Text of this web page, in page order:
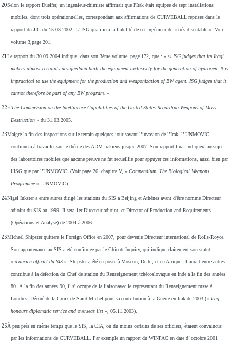
20Selon le rapport Duelfer, un ingénieur-chimiste affirmait que l'Irak était équipée de sept installations
mobiles, dont trois opérationnelles, correspondant aux affirmations de CURVEBALL reprises dans le
rapport du JIC du 15.03.2002. L' ISG qualifiera la fiabilité de cet ingénieur de « très discutable ». Voir
volume 3,page 201.
21 Le rapport du 30.09.2004 indique, dans son 3ème volume, page 172, que : « « ISG judges that its Iraqi
makers almost certainly designedand built the equipment exclusively for the generation of hydrogen. It is
impractical to use the equipment for the production and weaponization of BW agent. ISG judges that it
cannot therefore be part of any BW program. »
22« The Commission on the Intelligence Capabilities of the United States Regarding Weapons of Mass
Destruction » du 31.03.2005.
23Malgré la fin des inspections sur le terrain quelques jour savant l’invasion de l’Irak, l’ UNMOVIC
continuera à travailler sur le thème des ADM irakiens jusque 2007. Son rapport final indiquera au sujet
des laboratoires mobiles que aucune preuve ne fut recueillie pour appuyer ces informations, aussi bien par
l’ISG que par l’UNMOVIC. (Voir page 26, chapitre V, « Compendium. The Biological Weapons
Programme», UNMOVIC).
24Nigel Inkster a entre autres dirigé les stations du SIS à Beijing et Athènes avant d'être nommé Directeur
adjoint du SIS au 1999. Il sera 1er Directeur adjoint, et Director of Production and Requirements
(Opérations et Analyse) de 2004 à 2006.
25Michaël Shipster quittera le Foreign Office en 2007, pour devenie Directeur international de Rolls-Royce.
Son appartenance au SIS a été confirmée par le Chicott Inquiry, qui indique clairement son statut
« d'ancien officiel du SIS ». Shipster a été en poste à Moscou, Delhi, et en Afrique. Il aurait entre autres
contribué à la défection du Chef de station du Renseignement tchécoslovaque en Inde à la fin des années
80. À la fin des années 90, il s' occupe de la liaisonavec le représentant du Renseignement russe à
Londres. Décoré de la Croix de Saint-Michel pour sa contribution à la Guerre en Irak de 2003 (« Iraq
honours diplomatic service and overseas list», 05.11.2003).
26À peu près en même temps que le SIS, la CIA, ou du moins certains de ses officiers, étaient convaincus
par les informations de CURVEBALL. Par exemple un rapport du WINPAC en date d’ octobre 2001